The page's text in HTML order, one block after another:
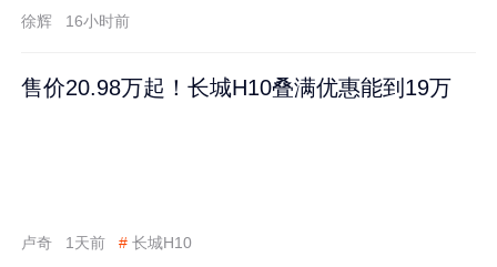
徐辉 16小时前
售价20.98万起！长城H10叠满优惠能到19万
卢奇 1天前 # 长城H10